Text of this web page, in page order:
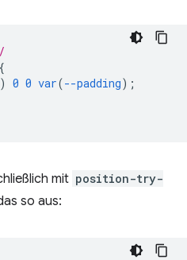
{
) 0 0 var(--padding);
mit position-try-
so aus: